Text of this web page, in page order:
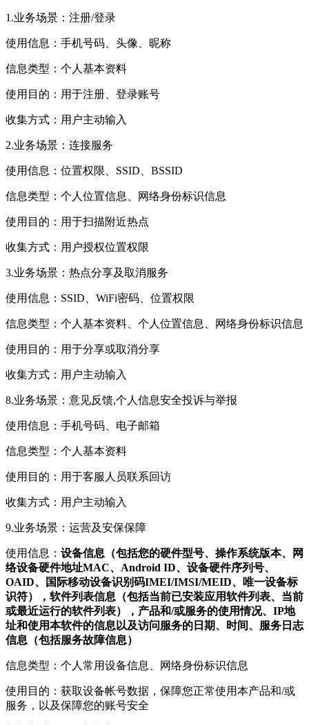
1.业务场景：注册/登录
使用信息：手机号码、头像、昵称
信息类型：个人基本资料
使用目的：用于注册、登录账号
收集方式：用户主动输入
2.业务场景：连接服务
使用信息：位置权限、SSID、BSSID
信息类型：个人位置信息、网络身份标识信息
使用目的：用于扫描附近热点
收集方式：用户授权位置权限
3.业务场景：热点分享及取消服务
使用信息：SSID、WiFi密码、位置权限
信息类型：个人基本资料、个人位置信息、网络身份标识信息
使用目的：用于分享或取消分享
收集方式：用户主动输入
8.业务场景：意见反馈,个人信息安全投诉与举报
使用信息：手机号码、电子邮箱
信息类型：个人基本资料
使用目的：用于客服人员联系回访
收集方式：用户主动输入
9.业务场景：运营及安保保障
使用信息： 设备信息（包括您的硬件型号、操作系统版本、网
络设备硬件地址MAC、Android ID、设备硬件序列号、
OAID、国际移动设备识别码IMEI/IMSI/MEID、唯一设备标
识符），软件列表信息（包括当前已安装应用软件列表、当前
或最近运行的软件列表），产品和/或服务的使用情况、IP地
址和使用本软件的信息以及访问服务的日期、时间、服务日志
信息（包括服务故障信息）
信息类型：个人常用设备信息、网络身份标识信息
使用目的：获取设备帐号数据，保障您正常使用本产品和/或
服务，以及保障您的账号安全